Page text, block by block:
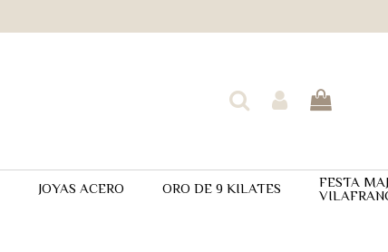
JOYAS ACERO ORO DE 9 KILATES
FESTA